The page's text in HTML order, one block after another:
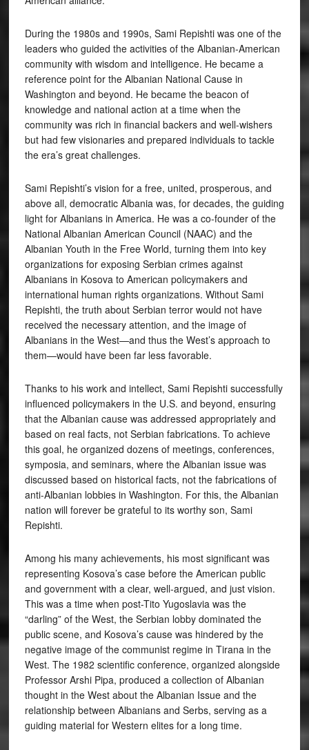
During the 1980s and 1990s, Sami Repishti was one of the
leaders who guided the activities of the Albanian-American
community with wisdom and intelligence. He became a
reference point for the Albanian National Cause in
Washington and beyond. He became the beacon of
knowledge and national action at a time when the
community was rich in financial backers and well-wishers
but had few visionaries and prepared individuals to tackle
the era’s great challenges.
Sami Repishti’s vision for a free, united, prosperous, and
above all, democratic Albania was, for decades, the guiding
light for Albanians in America. He was a co-founder of the
National Albanian American Council (NAAC) and the
Albanian Youth in the Free World, turning them into key
organizations for exposing Serbian crimes against
Albanians in Kosova to American policymakers and
international human rights organizations. Without Sami
Repishti, the truth about Serbian terror would not have
received the necessary attention, and the image of
Albanians in the West—and thus the West’s approach to
them—would have been far less favorable.
Thanks to his work and intellect, Sami Repishti successfully
influenced policymakers in the U.S. and beyond, ensuring
that the Albanian cause was addressed appropriately and
based on real facts, not Serbian fabrications. To achieve
this goal, he organized dozens of meetings, conferences,
symposia, and seminars, where the Albanian issue was
discussed based on historical facts, not the fabrications of
anti-Albanian lobbies in Washington. For this, the Albanian
nation will forever be grateful to its worthy son, Sami
Repishti.
Among his many achievements, his most significant was
representing Kosova’s case before the American public
and government with a clear, well-argued, and just vision.
This was a time when post-Tito Yugoslavia was the
“darling” of the West, the Serbian lobby dominated the
public scene, and Kosova’s cause was hindered by the
negative image of the communist regime in Tirana in the
West. The 1982 scientific conference, organized alongside
Professor Arshi Pipa, produced a collection of Albanian
thought in the West about the Albanian Issue and the
relationship between Albanians and Serbs, serving as a
guiding material for Western elites for a long time.